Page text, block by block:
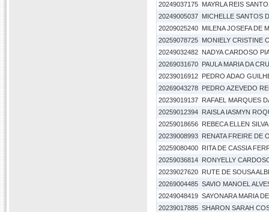
20249037175 MAYRLA REIS
20249005037 MICHELLE SANTOS
20209025240 MILENA JOSEFA DE
20259078725 MONIELY CRISTINE
20249032482 NADYA CARDOSO
20269031670 PAULA MARIA DA
20239016912 PEDRO ADAO
20269043278 PEDRO AZEVEDO
20239019137 RAFAEL MARQUES
20259012394 RAISLA IASMYN
20259018656 REBECA ELLEN
20239008993 RENATA FREIRE DE
20259080400 RITA DE CASSIA
20259036814 RONYELLY
20239027620 RUTE DE SOUSA
20269004485 SAVIO MANOEL
20249048419 SAYONARA MARIA
20239017885 SHARON SARAH